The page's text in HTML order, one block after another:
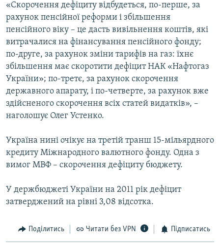
«Скорочення дефіциту відбудеться, по-перше, за
рахунок пенсійної реформи і збільшення
пенсійного віку – це дасть вивільнення коштів, які
витрачалися на фінансування пенсійного фонду;
по-друге, за рахунок зміни тарифів на газ: їхнє
збільшення має скоротити дефіцит НАК «Нафтогаз
України»; по-третє, за рахунок скорочення
державного апарату, і по-четверте, за рахунок вже
здійсненого скорочення всіх статей видатків», –
наголошує Олег Устенко.
Україна нині очікує на третій транш 15-мільярдного
кредиту Міжнародного валютного фонду. Одна з
вимог МВФ – скорочення дефіциту бюджету.
У держбюджеті України на 2011 рік дефіцит
затверджений на рівні 3,08 відсотка.
Поділитись Читати без VPN Підписатись